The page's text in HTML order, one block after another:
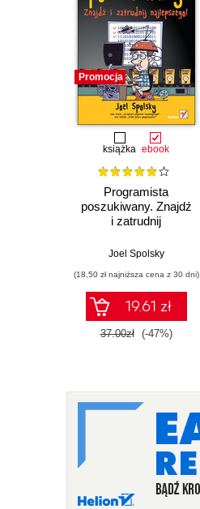
Promocja
książka ebook
Programista
poszukiwany. Znajdź
i zatrudnij
Joel Spolsky
(18,50 zł najniższa cena z 30 dni)
19.61 zł
37.00zł (-47%)